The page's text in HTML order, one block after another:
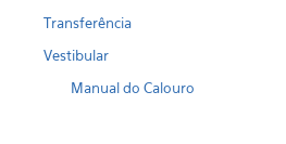
Transferência
Vestibular
Manual do Calouro